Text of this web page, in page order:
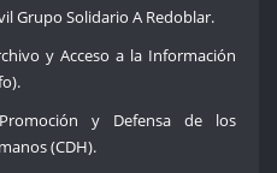
Grupo Solidario A Redoblar.
y Acceso a la Información
y Defensa de los
(CDH).